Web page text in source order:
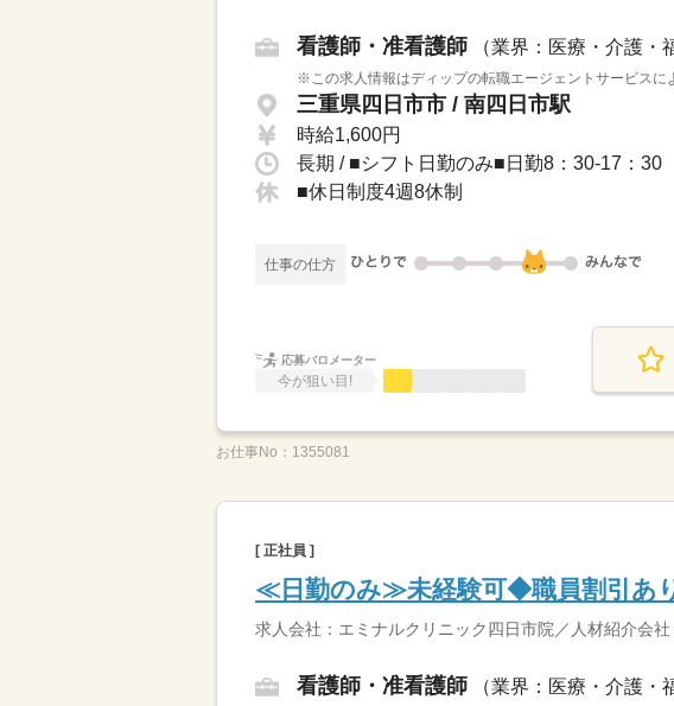
看護師・准看護師 （業界：医療・介護・
※この求人情報はディップの転職エージェントサービス
三重県四日市市 / 南四日市駅
時給1,600円
長期 / ■シフト日勤のみ■日勤8：30-17：
■休日制度4週8休制
仕事の仕方
応募バロメーター
今が狙い目!
お仕事No： 1355081
[ 正社員 ]
≪日勤のみ≫未経験可◆職員割引あ
求人会社：エミナルクリニック四日市院／人材紹介会
看護師・准看護師 （業界：医療・介護・